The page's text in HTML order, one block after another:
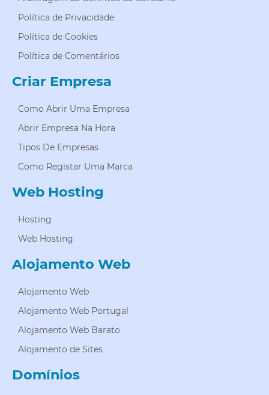
Política de Privacidade
Política de Cookies
Política de Comentários
Criar Empresa
Como Abrir Uma Empresa
Abrir Empresa Na Hora
Tipos De Empresas
Como Registar Uma Marca
Web Hosting
Hosting
Web Hosting
Alojamento Web
Alojamento Web
Alojamento Web Portugal
Alojamento Web Barato
Alojamento de Sites
Domínios